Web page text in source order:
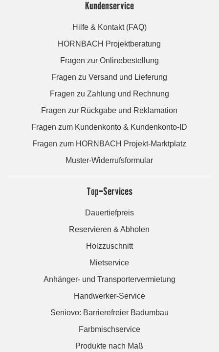
Kundenservice
Hilfe & Kontakt (FAQ)
HORNBACH Projektberatung
Fragen zur Onlinebestellung
Fragen zu Versand und Lieferung
Fragen zu Zahlung und Rechnung
Fragen zur Rückgabe und Reklamation
Fragen zum Kundenkonto & Kundenkonto-ID
Fragen zum HORNBACH Projekt-Marktplatz
Muster-Widerrufsformular
Top-Services
Dauertiefpreis
Reservieren & Abholen
Holzzuschnitt
Mietservice
Anhänger- und Transportervermietung
Handwerker-Service
Seniovo: Barrierefreier Badumbau
Farbmischservice
Produkte nach Maß